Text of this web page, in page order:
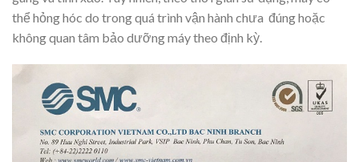
thể hỏng hóc do trong quá trình vận hành chưa đúng hoặc
không quan tâm bảo dưỡng máy theo định kỳ.